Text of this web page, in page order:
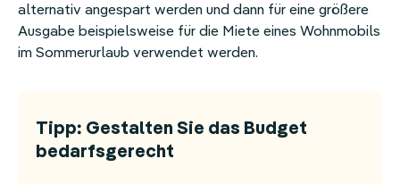
alternativ angespart werden und dann für eine größere
Ausgabe beispielsweise für die Miete eines Wohnmobils
im Sommerurlaub verwendet werden.
Tipp: Gestalten Sie das Budget
bedarfsgerecht